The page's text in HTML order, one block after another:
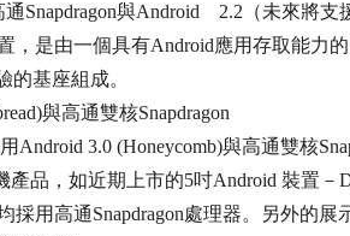
通Snapdragon與Android 2.2（未來將支
，是由一個具有Android應用存取能力
的基座組成。
與高通雙核Snapdragon
3.0 (Honeycomb)與高通雙核
品，如近期上市的5吋Android 裝置－
採用高通Snapdragon處理器。另外的展